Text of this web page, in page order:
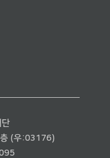
단
(우:03176)